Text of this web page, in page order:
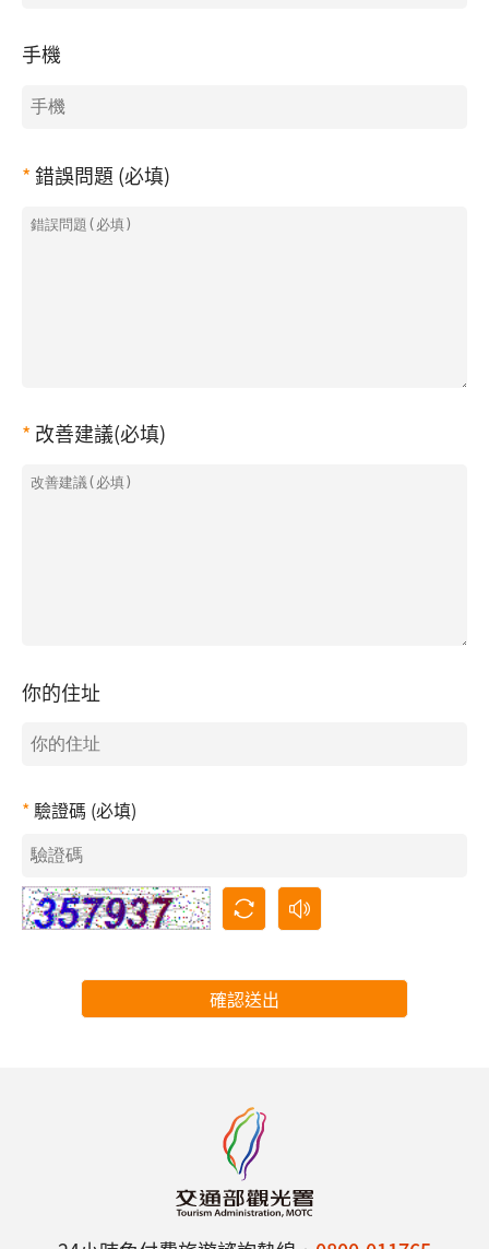
手機
錯誤問題 (必填)
改善建議(必填)
你的住址
驗證碼 (必填)
確認送出